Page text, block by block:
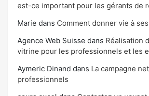
est-ce important pour les gérants de
Marie dans Comment donner vie à
Agence Web Suisse dans Réalisation
vitrine pour les professionnels et les
Aymeric Dinand dans La campagne
professionnels